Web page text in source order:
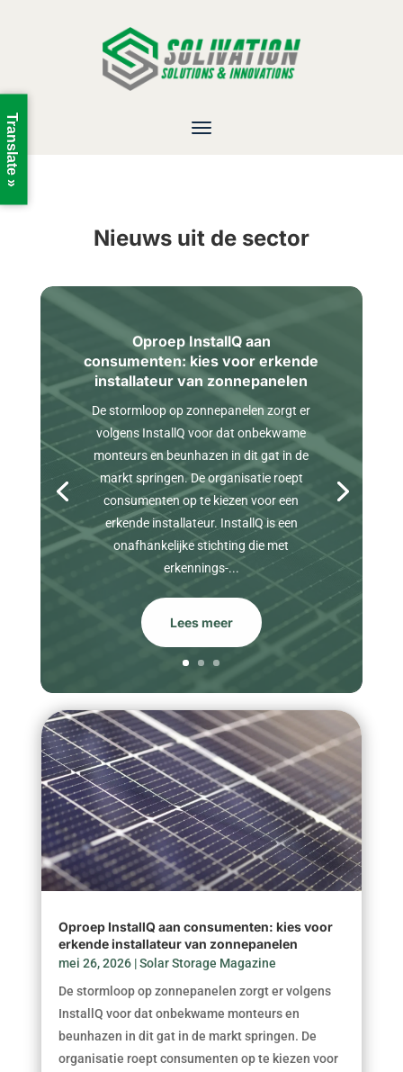
Nieuws uit de sector
Oproep InstallQ aan
consumenten: kies voor erkende
installateur van zonnepanelen
De stormloop op zonnepanelen zorgt er
volgens InstallQ voor dat onbekwame
monteurs en beunhazen in dit gat in de
markt springen. De organisatie roept
consumenten op te kiezen voor een
erkende installateur. InstallQ is een
onafhankelijke stichting die met
erkennings-...
Lees meer
Oproep InstallQ aan consumenten: kies voor
erkende installateur van zonnepanelen
mei 26, 2026|Solar Storage Magazine
De stormloop op zonnepanelen zorgt er volgens
InstallQ voor dat onbekwame monteurs en
beunhazen in dit gat in de markt springen. De
organisatie roept consumenten op te kiezen voor
Translate »